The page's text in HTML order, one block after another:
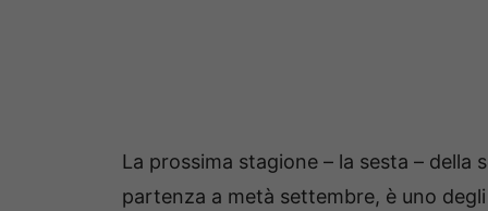
La prossima stagione – la sesta – della
partenza a metà settembre, è uno